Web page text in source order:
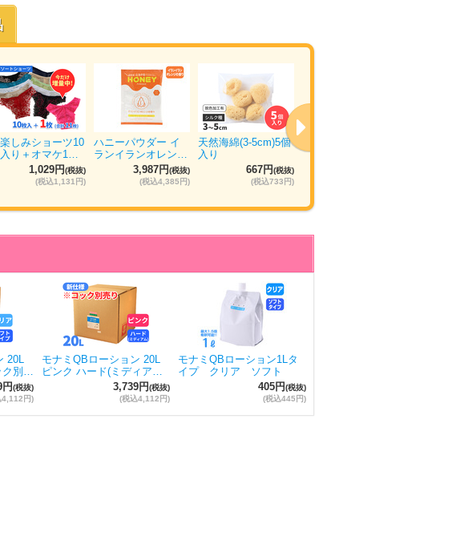
しみショーツ10
り＋オマケ1…
1,029円(税抜)
(税込1,131円)
ハニーパウダー イ
ランイランオレン…
3,987円(税抜)
(税込4,385円)
天然海綿(3-5cm)5個
入り
667円(税抜)
(税込733円)
20L
別…
円(税抜)
4,112円)
モナミQBローション 20L
ピンク ハード(ミディア…
3,739円(税抜)
(税込4,112円)
モナミQBローション1Lタ
イプ クリア ソフト
405円(税抜)
(税込445円)